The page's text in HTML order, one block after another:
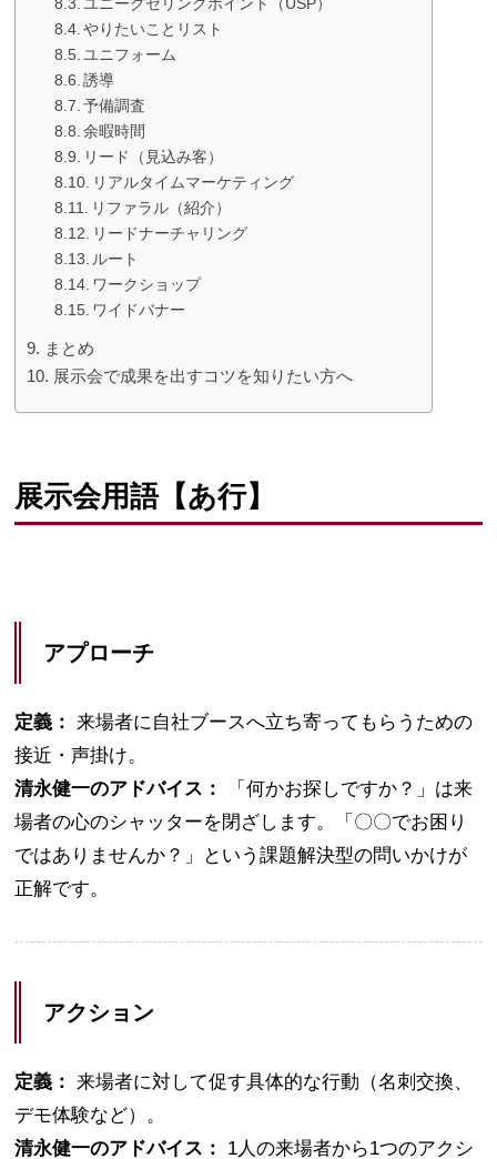
ユニークセリングポイント（USP）
やりたいことリスト
ユニフォーム
誘導
予備調査
余暇時間
リード（見込み客）
リアルタイムマーケティング
リファラル（紹介）
リードナーチャリング
ルート
ワークショップ
ワイドバナー
まとめ
展示会で成果を出すコツを知りたい方へ
展示会用語【あ行】
アプローチ
定義： 来場者に自社ブースへ立ち寄ってもらうための
接近・声掛け。
清永健一のアドバイス：
「何かお探しですか？」は来
場者の心のシャッターを閉ざします。「〇〇でお困り
ではありませんか？」という課題解決型の問いかけが
正解です。
アクション
定義： 来場者に対して促す具体的な行動（名刺交換、
デモ体験など）。
清永健一のアドバイス：
1人の来場者から1つのアクシ